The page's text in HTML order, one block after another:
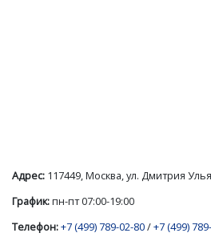
Адрес: 117449, Москва, ул. Дмитрия
График:пн-пт 07:00-19:00
Телефон:+7 (499) 789-02-80/+7 (499)